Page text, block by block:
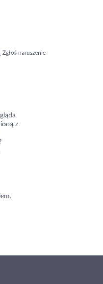
Zgłoś naruszenie
z